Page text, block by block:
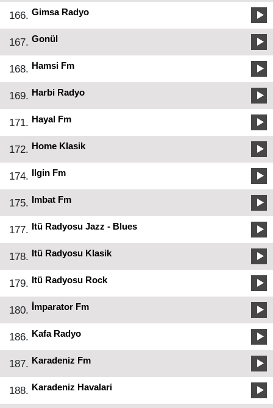
166. Gimsa Radyo
167. Gonül
168. Hamsi Fm
169. Harbi Radyo
171. Hayal Fm
172. Home Klasik
174. Ilgin Fm
175. Imbat Fm
177. Itü Radyosu Jazz - Blues
178. Itü Radyosu Klasik
179. Itü Radyosu Rock
180. İmparator Fm
186. Kafa Radyo
187. Karadeniz Fm
188. Karadeniz Havalari